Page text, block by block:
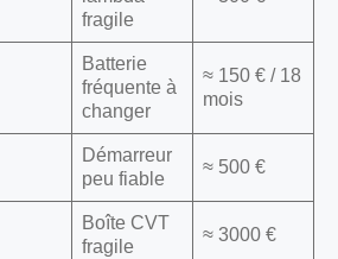
fragile
Batterie
fréquente à
changer
≈ 150 € / 18
mois
Démarreur
peu fiable
≈ 500 €
Boîte CVT
fragile
≈ 3000 €